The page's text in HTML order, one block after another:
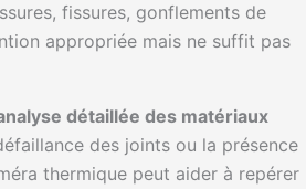
fissures, gonflements de
appropriée mais ne suffit pas
détaillée des matériaux
des joints ou la présence
thermique peut aider à repérer